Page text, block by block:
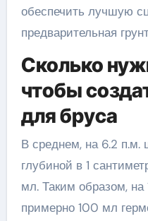
обеспечить лучшую
предварительная
Сколько
чтобы
для бруса
В среднем, на 6.2
глубиной в 1
мл. Таким образом,
примерно 100 мл